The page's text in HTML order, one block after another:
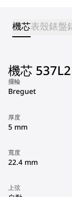
機芯表殼錶盤
機芯 537L2
擺輪
Breguet
厚度
5 mm
寬度
22.4 mm
上弦